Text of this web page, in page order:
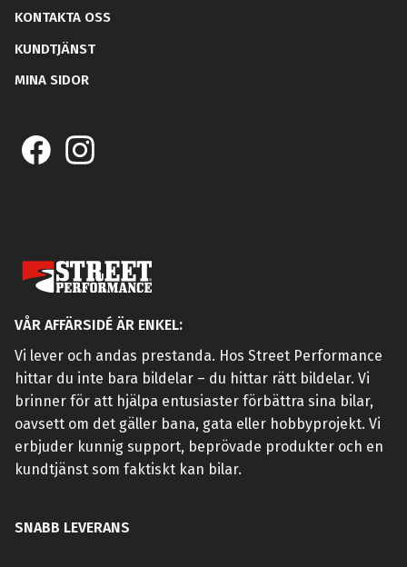
KONTAKTA OSS
KUNDTJÄNST
MINA SIDOR
VÅR AFFÄRSIDÉ ÄR ENKEL:
Vi lever och andas prestanda. Hos Street Performance
hittar du inte bara bildelar – du hittar rätt bildelar. Vi
brinner för att hjälpa entusiaster förbättra sina bilar,
oavsett om det gäller bana, gata eller hobbyprojekt. Vi
erbjuder kunnig support, beprövade produkter och en
kundtjänst som faktiskt kan bilar.
SNABB LEVERANS